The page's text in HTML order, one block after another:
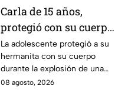
Carla de 15 años,
protegió con su cuerpo
a su hermanita de 4
durante la explosión de
una pipa de gas en
Cuernavaca
La adolescente protegió a su
hermanita con su cuerpo
durante la explosión de una
pipa de gas en Cuernavaca;
08 agosto, 2026